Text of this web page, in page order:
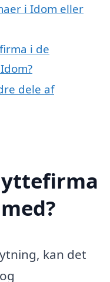
i Idom eller
i de
dele af
kan det